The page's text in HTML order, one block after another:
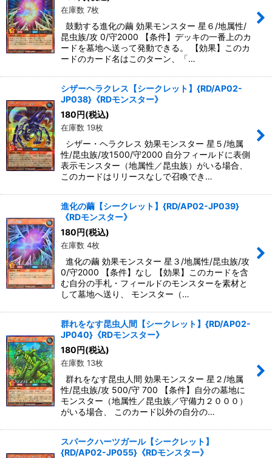
在庫数 7枚
鼓動する進化の繭 効果モンスター 星６/地属性/
昆虫族/攻 0/守2000 【条件】デッキの一番上のカ
ードを墓地へ送って発動できる。 【効果】このカ
ードのカード名はこのターン、「…
シザーヘラクレス【シークレット】{RD/AP02-
JP038}《RDモンスター》
180円(税込)
在庫数 19枚
シザー・ヘラクレス 効果モンスター 星５/地属
性/昆虫族/攻1500/守2000 自分フィールドに表側
表示モンスター（地属性／昆虫族）がいる場合、
このカードはリリースなしで召喚でき…
進化の繭【シークレット】{RD/AP02-JP039}
《RDモンスター》
180円(税込)
在庫数 4枚
進化の繭 効果モンスター 星３/地属性/昆虫族/攻
0/守2000 【条件】なし 【効果】このカードを含
む自分の手札・フィールドのモンスターを素材と
して墓地へ送り、 モンスター（…
群れをなす昆虫人間【シークレット】{RD/AP02-
JP040}《RDモンスター》
180円(税込)
在庫数 13枚
群れをなす昆虫人間 効果モンスター 星２/地属
性/昆虫族/攻 500/守 700 【条件】自分の墓地に
モンスター（地属性／昆虫族／守備力２０００）
がいる場合、 このカード以外の自分の…
スパークハーツガール【シークレット】
{RD/AP02-JP055}《RDモンスター》